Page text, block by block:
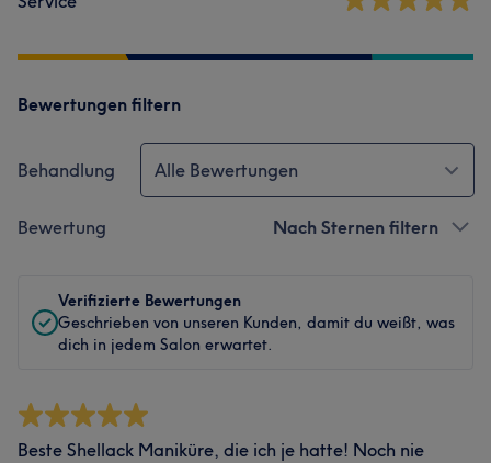
Bewertungen filtern
Behandlung Alle Bewertungen
Bewertung Nach Sternen filtern
Verifizierte Bewertungen
Geschrieben von unseren Kunden, damit du weißt, was
dich in jedem Salon erwartet.
Beste Shellack Maniküre, die ich je hatte! Noch nie